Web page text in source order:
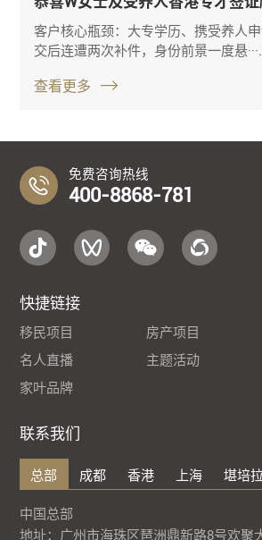
客户核心瓶颈：大专学历、携受养人
交后连遭两次补件，身份前景一度悬
查看更多
免费咨询热线
400-8868-781
快捷链接
移民项目 房产项目
名人直播
主题活动
家叶品牌
联系我们
总部 成都 香港 上海 堪培
中国总部
地址：广州市海珠区琶洲鼎新路8号欢聚